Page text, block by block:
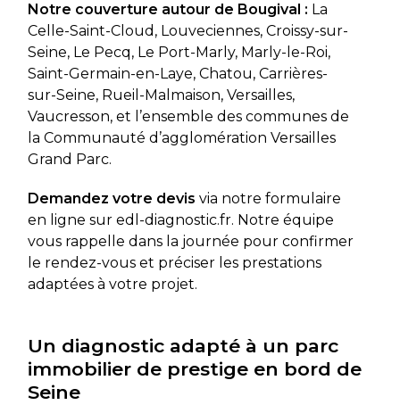
Notre couverture autour de Bougival : La
Celle-Saint-Cloud, Louveciennes, Croissy-sur-
Seine, Le Pecq, Le Port-Marly, Marly-le-Roi,
Saint-Germain-en-Laye, Chatou, Carrières-
sur-Seine, Rueil-Malmaison, Versailles,
Vaucresson, et l’ensemble des communes de
la Communauté d’agglomération Versailles
Grand Parc.
Demandez votre devis via notre formulaire
en ligne sur edl-diagnostic.fr. Notre équipe
vous rappelle dans la journée pour confirmer
le rendez-vous et préciser les prestations
adaptées à votre projet.
Un diagnostic adapté à un parc
immobilier de prestige en bord de
Seine